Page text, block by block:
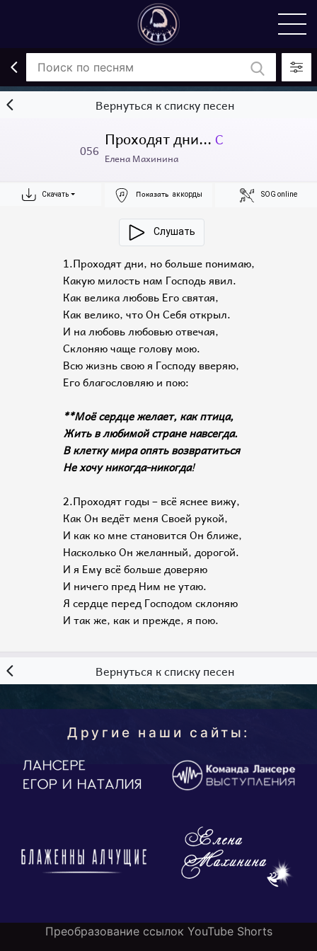
Вернуться к списку песен
056
Проходят дни... C
Елена Махинина
Скачать Показать аккорды SOG online
Слушать
1.Проходят дни, но больше понимаю,
Какую милость нам Господь явил.
Как велика любовь Его святая,
Как велико, что Он Себя открыл.
И на любовь любовью отвечая,
Склоняю чаще голову мою.
Всю жизнь свою я Господу вверяю,
Его благословляю и пою:
**Моё сердце желает, как птица,
Жить в любимой стране навсегда.
В клетку мира опять возвратиться
Не хочу никогда-никогда!
2.Проходят годы – всё яснее вижу,
Как Он ведёт меня Своей рукой,
И как ко мне становится Он ближе,
Насколько Он желанный, дорогой.
И я Ему всё больше доверяю
И ничего пред Ним не утаю.
Я сердце перед Господом склоняю
И так же, как и прежде, я пою.
Вернуться к списку песен
Другие наши сайты:
Преобразование ссылок YouTube Shorts